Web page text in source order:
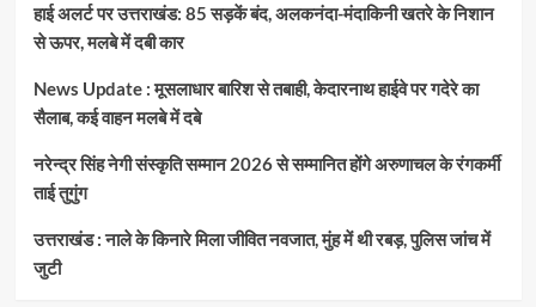
हाई अलर्ट पर उत्तराखंड: 85 सड़कें बंद, अलकनंदा-मंदाकिनी खतरे के निशान
से ऊपर, मलबे में दबी कार
News Update : मूसलाधार बारिश से तबाही, केदारनाथ हाईवे पर गदेरे का
सैलाब, कई वाहन मलबे में दबे
नरेन्द्र सिंह नेगी संस्कृति सम्मान 2026 से सम्मानित होंगे अरुणाचल के रंगकर्मी
ताई तुगुंग
उत्तराखंड : नाले के किनारे मिला जीवित नवजात, मुंह में थी रबड़, पुलिस जांच में
जुटी